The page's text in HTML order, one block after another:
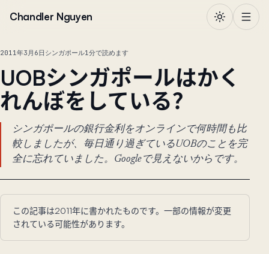
Chandler Nguyen
2011年3月6日 シンガポール1分で読めます
UOBシンガポールはかく
れんぼをしている？
シンガポールの銀行金利をオンラインで何時間も比
較しましたが、毎日通り過ぎているUOBのことを完
全に忘れていました。Googleで見えないからです。
この記事は2011年に書かれたものです。一部の情報が変更
されている可能性があります。